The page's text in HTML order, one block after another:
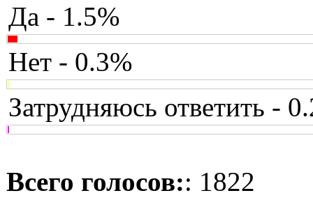
Да - 1.5%
Нет - 0.3%
Затрудняюсь ответить -
Всего голосов:: 1822